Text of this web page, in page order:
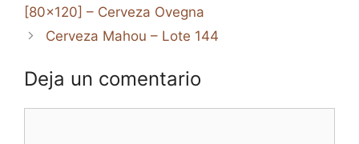
[80×120] – Cerveza Ovegna
Cerveza Mahou – Lote 144
Deja un comentario